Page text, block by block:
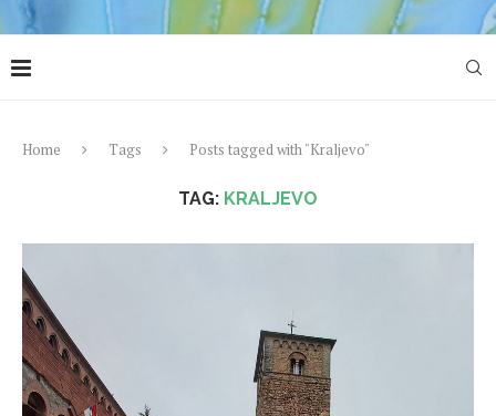
Home Tags Posts tagged with "Kraljevo"
TAG: KRALJEVO